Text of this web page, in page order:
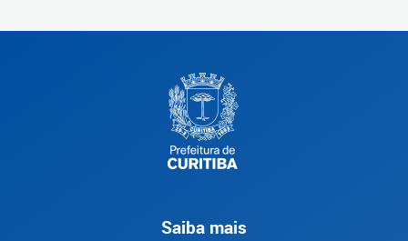
Saiba mais